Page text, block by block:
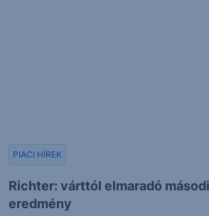
Richter: várttól elmaradó
eredmény
PIACI HÍREK